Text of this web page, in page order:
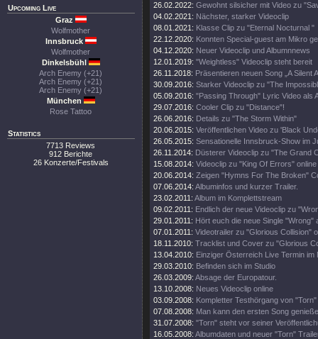
Upcoming Live
Graz
Wolfmother
Innsbruck
Wolfmother
Dinkelsbühl
Arch Enemy (+21)
Arch Enemy (+21)
Arch Enemy (+21)
München
Rose Tattoo
Statistics
7713 Reviews
912 Berichte
26 Konzerte/Festivals
26.02.2022: Gewohnt silsicher mit Video zu
04.02.2021: Nächster, starker Videoclip
08.01.2021: Klasse Clip zu "Eternal Nocturnal "
22.12.2020: Konnten Special-guest am Mikro
04.12.2020: Neuer Videoclip und Albumnnews
12.01.2019: "Weightless" Videoclip steht bereit
26.11.2018: Präsentieren neuen Song „A Silent
30.09.2016: Starker Videoclip zu "The
05.09.2016: "Passing Through" Lyric Video als
29.07.2016: Cooler Clip zu "Distance"!
26.06.2016: Details zu "The Storm Within"
20.06.2015: Veröffentlichen Video zu 'Black
26.05.2015: Sensationelle Innsbruck-Show im
26.11.2014: Düsterer Videoclip zu "The Grand
15.08.2014: Videoclip zu "King Of Errors" online
20.06.2014: Zeigen "Hymns For The Broken"
07.06.2014: Albuminfos und kurzer Trailer.
23.02.2011: Album im Komplettstream
09.02.2011: Endlich der neue Videoclip zu
29.01.2011: Hört euch die neue Single "Wrong"
07.01.2011: Videotrailer zu "Glorious Collision"
18.11.2010: Tracklist und Cover zu "Glorious
13.04.2010: Einziger Österreich Live Termin im
29.03.2010: Befinden sich im Studio
26.03.2009: Absage der Europatour.
13.10.2008: Neues Videoclip online
03.09.2008: Kompletter Testhörgang von
07.08.2008: Man kann den ersten Song
31.07.2008: "Torn" steht vor seiner
16.05.2008: Albumdaten und neuer "Torn"